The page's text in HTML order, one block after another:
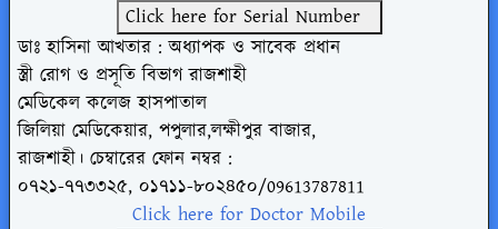
Click here for Serial Number
ডাঃ হাসিনা আখতার : অধ্যাপক ও সাবেক প্রধান
স্ত্রী রোগ ও প্রসূতি বিভাগ রাজশাহী
মেডিকেল কলেজ হাসপাতাল
জিলিয়া মেডিকেয়ার, পপুলার,লক্ষীপুর বাজার,
রাজশাহী। চেম্বারের ফোন নম্বর :
০৭২১-৭৭৩৩২৫, ০১৭১১-৮০২৪৫০/09613787811
Click here for Doctor Mobile